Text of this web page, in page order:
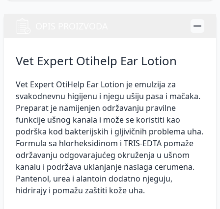
Vet Expert Otihelp Ear Lotion
Vet Expert OtiHelp Ear Lotion je emulzija za
svakodnevnu higijenu i njegu ušiju pasa i mačaka.
Preparat je namijenjen održavanju pravilne
funkcije ušnog kanala i može se koristiti kao
podrška kod bakterijskih i gljivičnih problema uha.
Formula sa hlorheksidinom i TRIS-EDTA pomaže
održavanju odgovarajućeg okruženja u ušnom
kanalu i podržava uklanjanje naslaga cerumena.
Pantenol, urea i alantoin dodatno njeguju,
hidriraју i pomažu zaštiti kože uha.